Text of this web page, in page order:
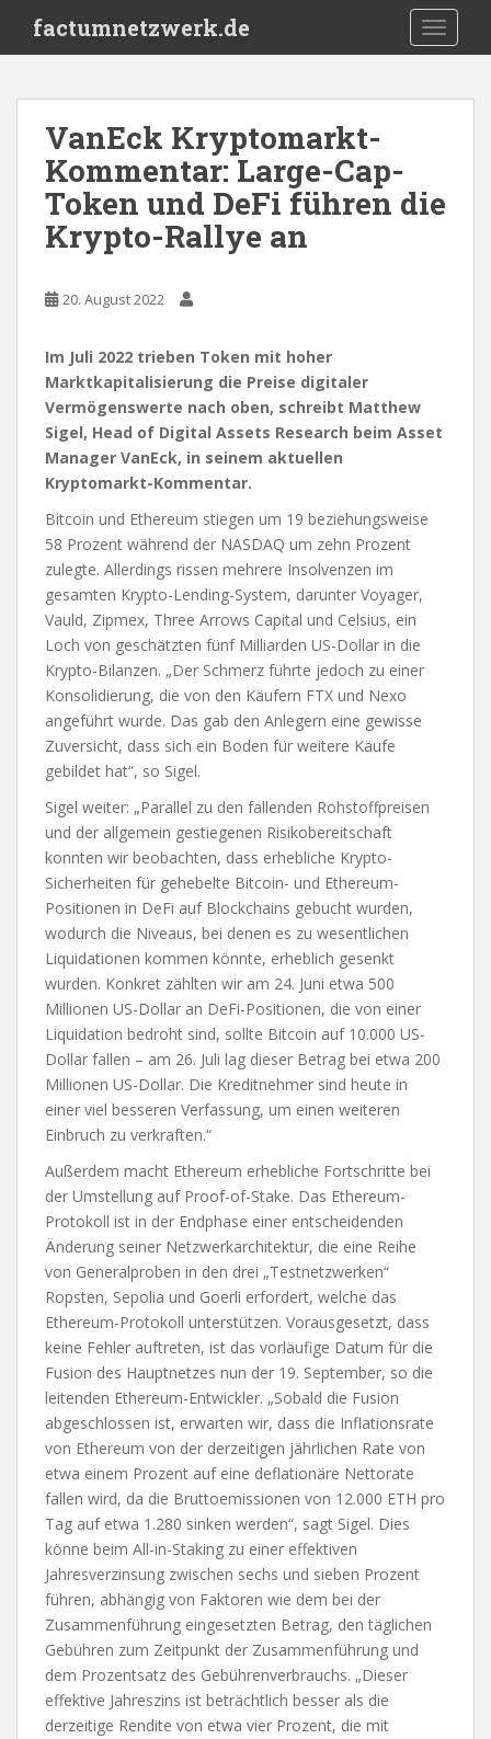
i
factumnetzwerk.de
VanEck Kryptomarkt-
Kommentar: Large-Cap-
Token und DeFi führen die
Krypto-Rallye an
20. August 2022
Im Juli 2022 trieben Token mit hoher
Marktkapitalisierung die Preise digitaler
Vermögenswerte nach oben, schreibt Matthew
Sigel, Head of Digital Assets Research beim Asset
Manager VanEck, in seinem aktuellen
Kryptomarkt-Kommentar.
Bitcoin und Ethereum stiegen um 19 beziehungsweise
58 Prozent während der NASDAQ um zehn Prozent
zulegte. Allerdings rissen mehrere Insolvenzen im
gesamten Krypto-Lending-System, darunter Voyager,
Vauld, Zipmex, Three Arrows Capital und Celsius, ein
Loch von geschätzten fünf Milliarden US-Dollar in die
Krypto-Bilanzen. „Der Schmerz führte jedoch zu einer
Konsolidierung, die von den Käufern FTX und Nexo
angeführt wurde. Das gab den Anlegern eine gewisse
Zuversicht, dass sich ein Boden für weitere Käufe
gebildet hat“, so Sigel.
Sigel weiter: „Parallel zu den fallenden Rohstoffpreisen
und der allgemein gestiegenen Risikobereitschaft
konnten wir beobachten, dass erhebliche Krypto-
Sicherheiten für gehebelte Bitcoin- und Ethereum-
Positionen in DeFi auf Blockchains gebucht wurden,
wodurch die Niveaus, bei denen es zu wesentlichen
Liquidationen kommen könnte, erheblich gesenkt
wurden. Konkret zählten wir am 24. Juni etwa 500
Millionen US-Dollar an DeFi-Positionen, die von einer
Liquidation bedroht sind, sollte Bitcoin auf 10.000 US-
Dollar fallen – am 26. Juli lag dieser Betrag bei etwa 200
Millionen US-Dollar. Die Kreditnehmer sind heute in
einer viel besseren Verfassung, um einen weiteren
Einbruch zu verkraften.“
Außerdem macht Ethereum erhebliche Fortschritte bei
der Umstellung auf Proof-of-Stake. Das Ethereum-
Protokoll ist in der Endphase einer entscheidenden
Änderung seiner Netzwerkarchitektur, die eine Reihe
von Generalproben in den drei „Testnetzwerken“
Ropsten, Sepolia und Goerli erfordert, welche das
Ethereum-Protokoll unterstützen. Vorausgesetzt, dass
keine Fehler auftreten, ist das vorläufige Datum für die
Fusion des Hauptnetzes nun der 19. September, so die
leitenden Ethereum-Entwickler. „Sobald die Fusion
abgeschlossen ist, erwarten wir, dass die Inflationsrate
von Ethereum von der derzeitigen jährlichen Rate von
etwa einem Prozent auf eine deflationäre Nettorate
fallen wird, da die Bruttoemissionen von 12.000 ETH pro
Tag auf etwa 1.280 sinken werden“, sagt Sigel. Dies
könne beim All-in-Staking zu einer effektiven
Jahresverzinsung zwischen sechs und sieben Prozent
führen, abhängig von Faktoren wie dem bei der
Zusammenführung eingesetzten Betrag, den täglichen
Gebühren zum Zeitpunkt der Zusammenführung und
dem Prozentsatz des Gebührenverbrauchs. „Dieser
effektive Jahreszins ist beträchtlich besser als die
derzeitige Rendite von etwa vier Prozent, die mit